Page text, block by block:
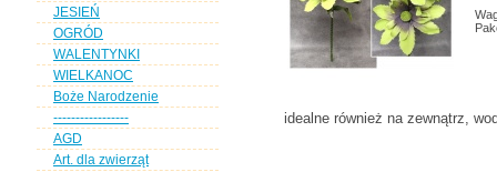
JESIEŃ
OGRÓD
WALENTYNKI
WIELKANOC
Boże Narodzenie
-----------------
AGD
Art. dla zwierząt
idealne również na zewnątrz,